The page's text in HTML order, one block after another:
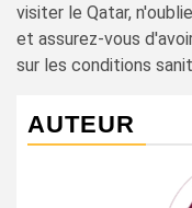
visiter le Qatar,
et assurez-vous
sur les conditions
AUTEUR